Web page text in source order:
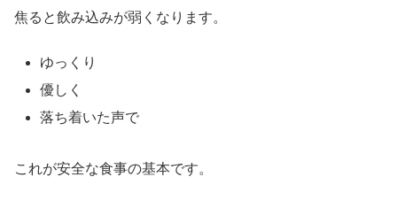
焦ると飲み込みが弱くなります。
ゆっくり
優しく
落ち着いた声で
これが安全な食事の基本です。